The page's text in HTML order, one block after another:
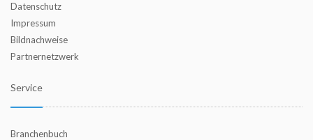
Datenschutz
Impressum
Bildnachweise
Partnernetzwerk
Service
Branchenbuch